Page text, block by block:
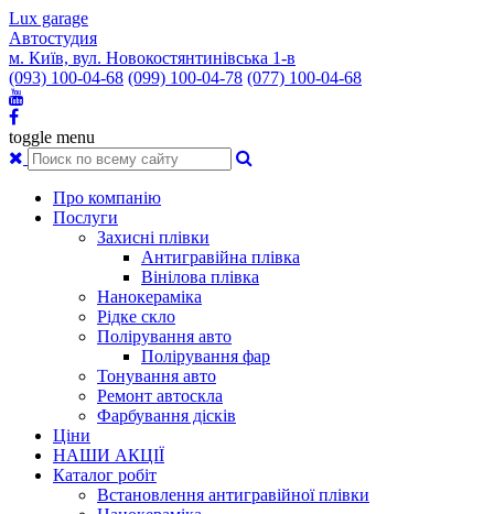
Lux garage
Автостудия
м. Київ, вул. Новокостянтинівська 1-в
(093) 100-04-68 (099) 100-04-78 (077) 100-04-68
toggle menu
Про компанію
Послуги
Захисні плівки
Антигравійна плівка
Вінілова плівка
Нанокераміка
Рідке скло
Полірування авто
Полірування фар
Тонування авто
Ремонт автоскла
Фарбування дісків
Ціни
НАШИ АКЦІЇ
Каталог робіт
Встановлення антигравійної плівки